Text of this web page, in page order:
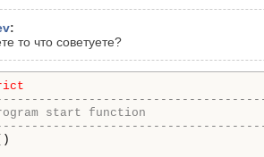
:
то что советуете?
start function